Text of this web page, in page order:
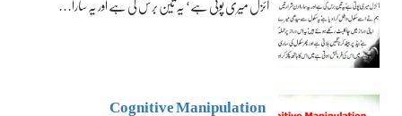
Cognitive Manipulation